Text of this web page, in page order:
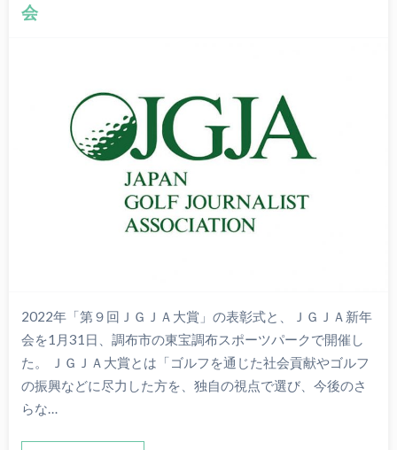
会
2022年「第９回ＪＧＪＡ大賞」の表彰式と、ＪＧＪＡ新年
会を1月31日、調布市の東宝調布スポーツパークで開催し
た。 ＪＧＪＡ大賞とは「ゴルフを通じた社会貢献やゴルフ
の振興などに尽力した方を、独自の視点で選び、今後のさ
らな…